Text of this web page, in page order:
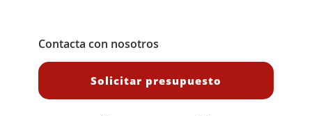
Contacta con nosotros
Solicitar presupuesto